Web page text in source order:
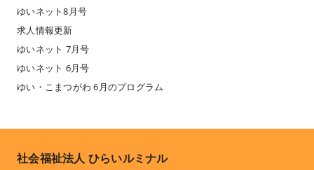
ゆいネット8月号
求人情報更新
ゆいネット 7月号
ゆいネット 6月号
ゆい・こまつがわ 6月のプログラム
社会福祉法人 ひらいルミナル